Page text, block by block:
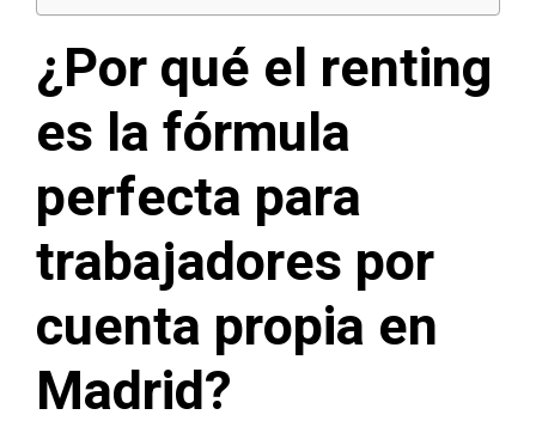
¿Por qué el renting
es la fórmula
perfecta para
trabajadores por
cuenta propia en
Madrid?